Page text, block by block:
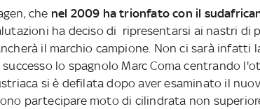
che nel 2009 ha trionfato con il
ha deciso di ripresentarsi ai nastri di
il marchio campione. Non ci sarà infatti
lo spagnolo Marc Coma centrando
si è defilata dopo aver esaminato il
partecipare moto di cilindrata non